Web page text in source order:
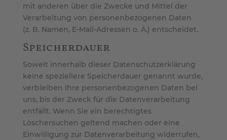
mit anderen über die Zwecke und Mittel der
Verarbeitung von personenbezogenen Daten
(z. B. Namen, E-Mail-Adressen o. Ä.) entscheidet.
Speicherdauer
Soweit innerhalb dieser Datenschutzerklärung
keine speziellere Speicherdauer genannt wurde,
verbleiben Ihre personenbezogenen Daten bei
uns, bis der Zweck für die Datenverarbeitung
entfällt. Wenn Sie ein berechtigtes
Löschersuchen geltend machen oder eine
Einwilligung zur Datenverarbeitung widerrufen,